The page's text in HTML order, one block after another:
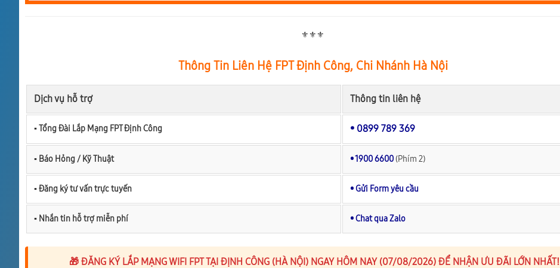
⚜️⚜️⚜️
Thông Tin Liên Hệ FPT Định Công, Chi Nhánh Hà Nội
Dịch vụ hỗ trợ Thông tin liên hệ
▪︎ Tổng Đài Lắp Mạng FPT Định Công • 0899 789 369
▪︎ Báo Hỏng / Kỹ Thuật • 1900 6600 (Phím 2)
▪︎ Đăng ký tư vấn trực tuyến • Gửi Form yêu cầu
▪︎ Nhắn tin hỗ trợ miễn phí • Chat qua Zalo
🎁 ĐĂNG KÝ LẮP MẠNG WIFI FPT TẠI ĐỊNH CÔNG (HÀ NỘI) NGAY HÔM NAY (07/08/2026) ĐỂ NHẬN ƯU ĐÃI LỚN NHẤT!